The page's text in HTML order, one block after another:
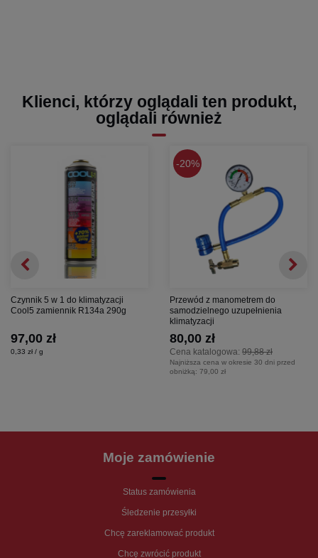
Klienci, którzy oglądali ten produkt,
oglądali również
Czynnik 5 w 1 do klimatyzacji
Cool5 zamiennik R134a 290g
97,00 zł
0,33 zł / g
20%
Przewód z manometrem do
samodzielnego uzupełnienia
klimatyzacji
Cena katalogowa: 99,88 zł
80,00 zł
Najniższa cena w okresie 30 dni przed
obniżką: 79,00 zł
Moje zamówienie
Status zamówienia
Śledzenie przesyłki
Chcę zareklamować produkt
Chcę zwrócić produkt